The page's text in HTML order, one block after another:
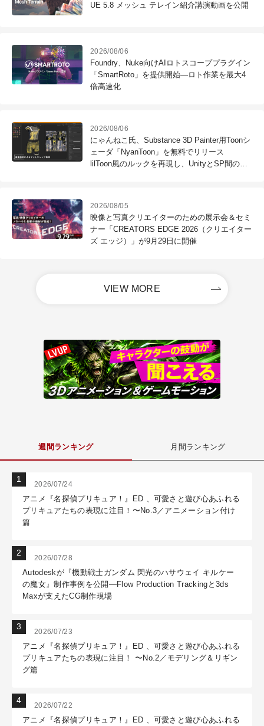
UE 5.8 メッシュ テレイン紹介講演動画を公開
2026/08/06
Foundry、Nuke向けAIロトスコーププラグイン
「SmartRoto」を提供開始―ロト作業を最大4
倍高速化
2026/08/06
にゃんねこ氏、Substance 3D Painter用Toonシ
ェーダ「NyanToon」を無料でリリース
lilToon風のルックを再現し、UnityとSP間のル
2026/08/05
映像と写真クリエイターのための展示会＆セミ
ナー「CREATORS EDGE 2026（クリエイター
ズ エッジ）」が9月29日に開催
VIEW MORE
週間ランキング 月間ランキング
2026/07/24
アニメ『名探偵プリキュア！』ED 、可愛さと遊び心あふれる
プリキュアたちの表現に注目！〜No.3／アニメーション付け
篇
2026/07/28
Autodeskが『機動戦士ガンダム 閃光のハサウェイ キルケー
の魔女』制作事例を公開―Flow Production Trackingと3ds
Maxが支えたCG制作現場
2026/07/23
アニメ『名探偵プリキュア！』ED 、可愛さと遊び心あふれる
プリキュアたちの表現に注目！ 〜No.2／モデリング＆リギン
グ篇
2026/07/22
アニメ『名探偵プリキュア！』ED 、可愛さと遊び心あふれる